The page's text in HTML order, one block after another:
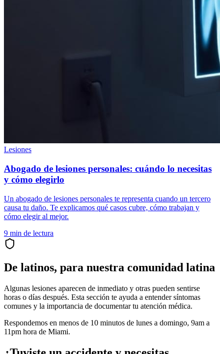
Lesiones
Abogado de lesiones personales: cuándo lo necesitas
y cómo elegirlo
Un abogado de lesiones personales te representa cuando un tercero
causa tu daño. Te explicamos qué casos cubre, cómo trabajan y
cómo elegir al mejor.
9 min de lectura
De latinos, para nuestra comunidad latina
Algunas lesiones aparecen de inmediato y otras pueden sentirse
horas o días después. Esta sección te ayuda a entender síntomas
comunes y la importancia de documentar tu atención médica.
Respondemos en menos de 10 minutos de lunes a domingo, 9am a
11pm hora de Miami.